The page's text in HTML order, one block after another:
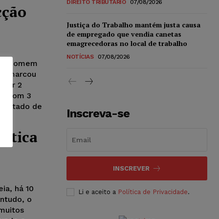
homem
marcou
2
com 3
estado de
há 10
o
DIREITO TRIBUTÁRIO 07/08/2026
Justiça do Trabalho mantém justa causa
de empregado que vendia canetas
emagrecedoras no local de trabalho
NOTÍCIAS 07/08/2026
Inscreva-se
INSCREVER
Li e aceito a Política de Privacidade.